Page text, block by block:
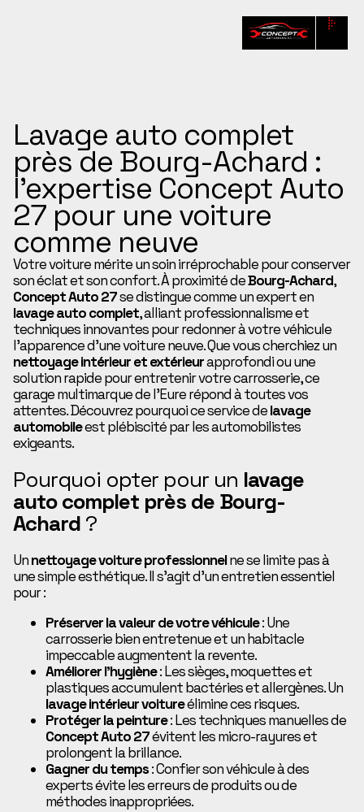
Lavage auto complet
près de Bourg-Achard :
l’expertise Concept Auto
27 pour une voiture
comme neuve
Votre voiture mérite un soin irréprochable pour conserver
son éclat et son confort. À proximité deBourg-Achard,
Concept Auto 27se distingue comme un expert en
lavage auto complet, alliant professionnalisme et
techniques innovantes pour redonner à votre véhicule
l’apparence d’une voiture neuve. Que vous cherchiez un
nettoyage intérieur et extérieurapprofondi ou une
solution rapide pour entretenir votre carrosserie, ce
garage multimarque de l’Eure répond à toutes vos
attentes. Découvrez pourquoi ce service delavage
automobileest plébiscité par les automobilistes
exigeants.
Pourquoi opter pour un lavage
auto complet près de Bourg-
Achard ?
Unnettoyage voiture professionnelne se limite pas à
une simple esthétique. Il s’agit d’un entretien essentiel
pour :
Préserver la valeur de votre véhicule: Une
carrosserie bien entretenue et un habitacle
impeccable augmentent la revente.
Améliorer l’hygiène: Les sièges, moquettes et
plastiques accumulent bactéries et allergènes. Un
lavage intérieur voitureélimine ces risques.
Protéger la peinture: Les techniques manuelles de
Concept Auto 27évitent les micro-rayures et
prolongent la brillance.
Gagner du temps: Confier son véhicule à des
experts évite les erreurs de produits ou de
méthodes inappropriées.